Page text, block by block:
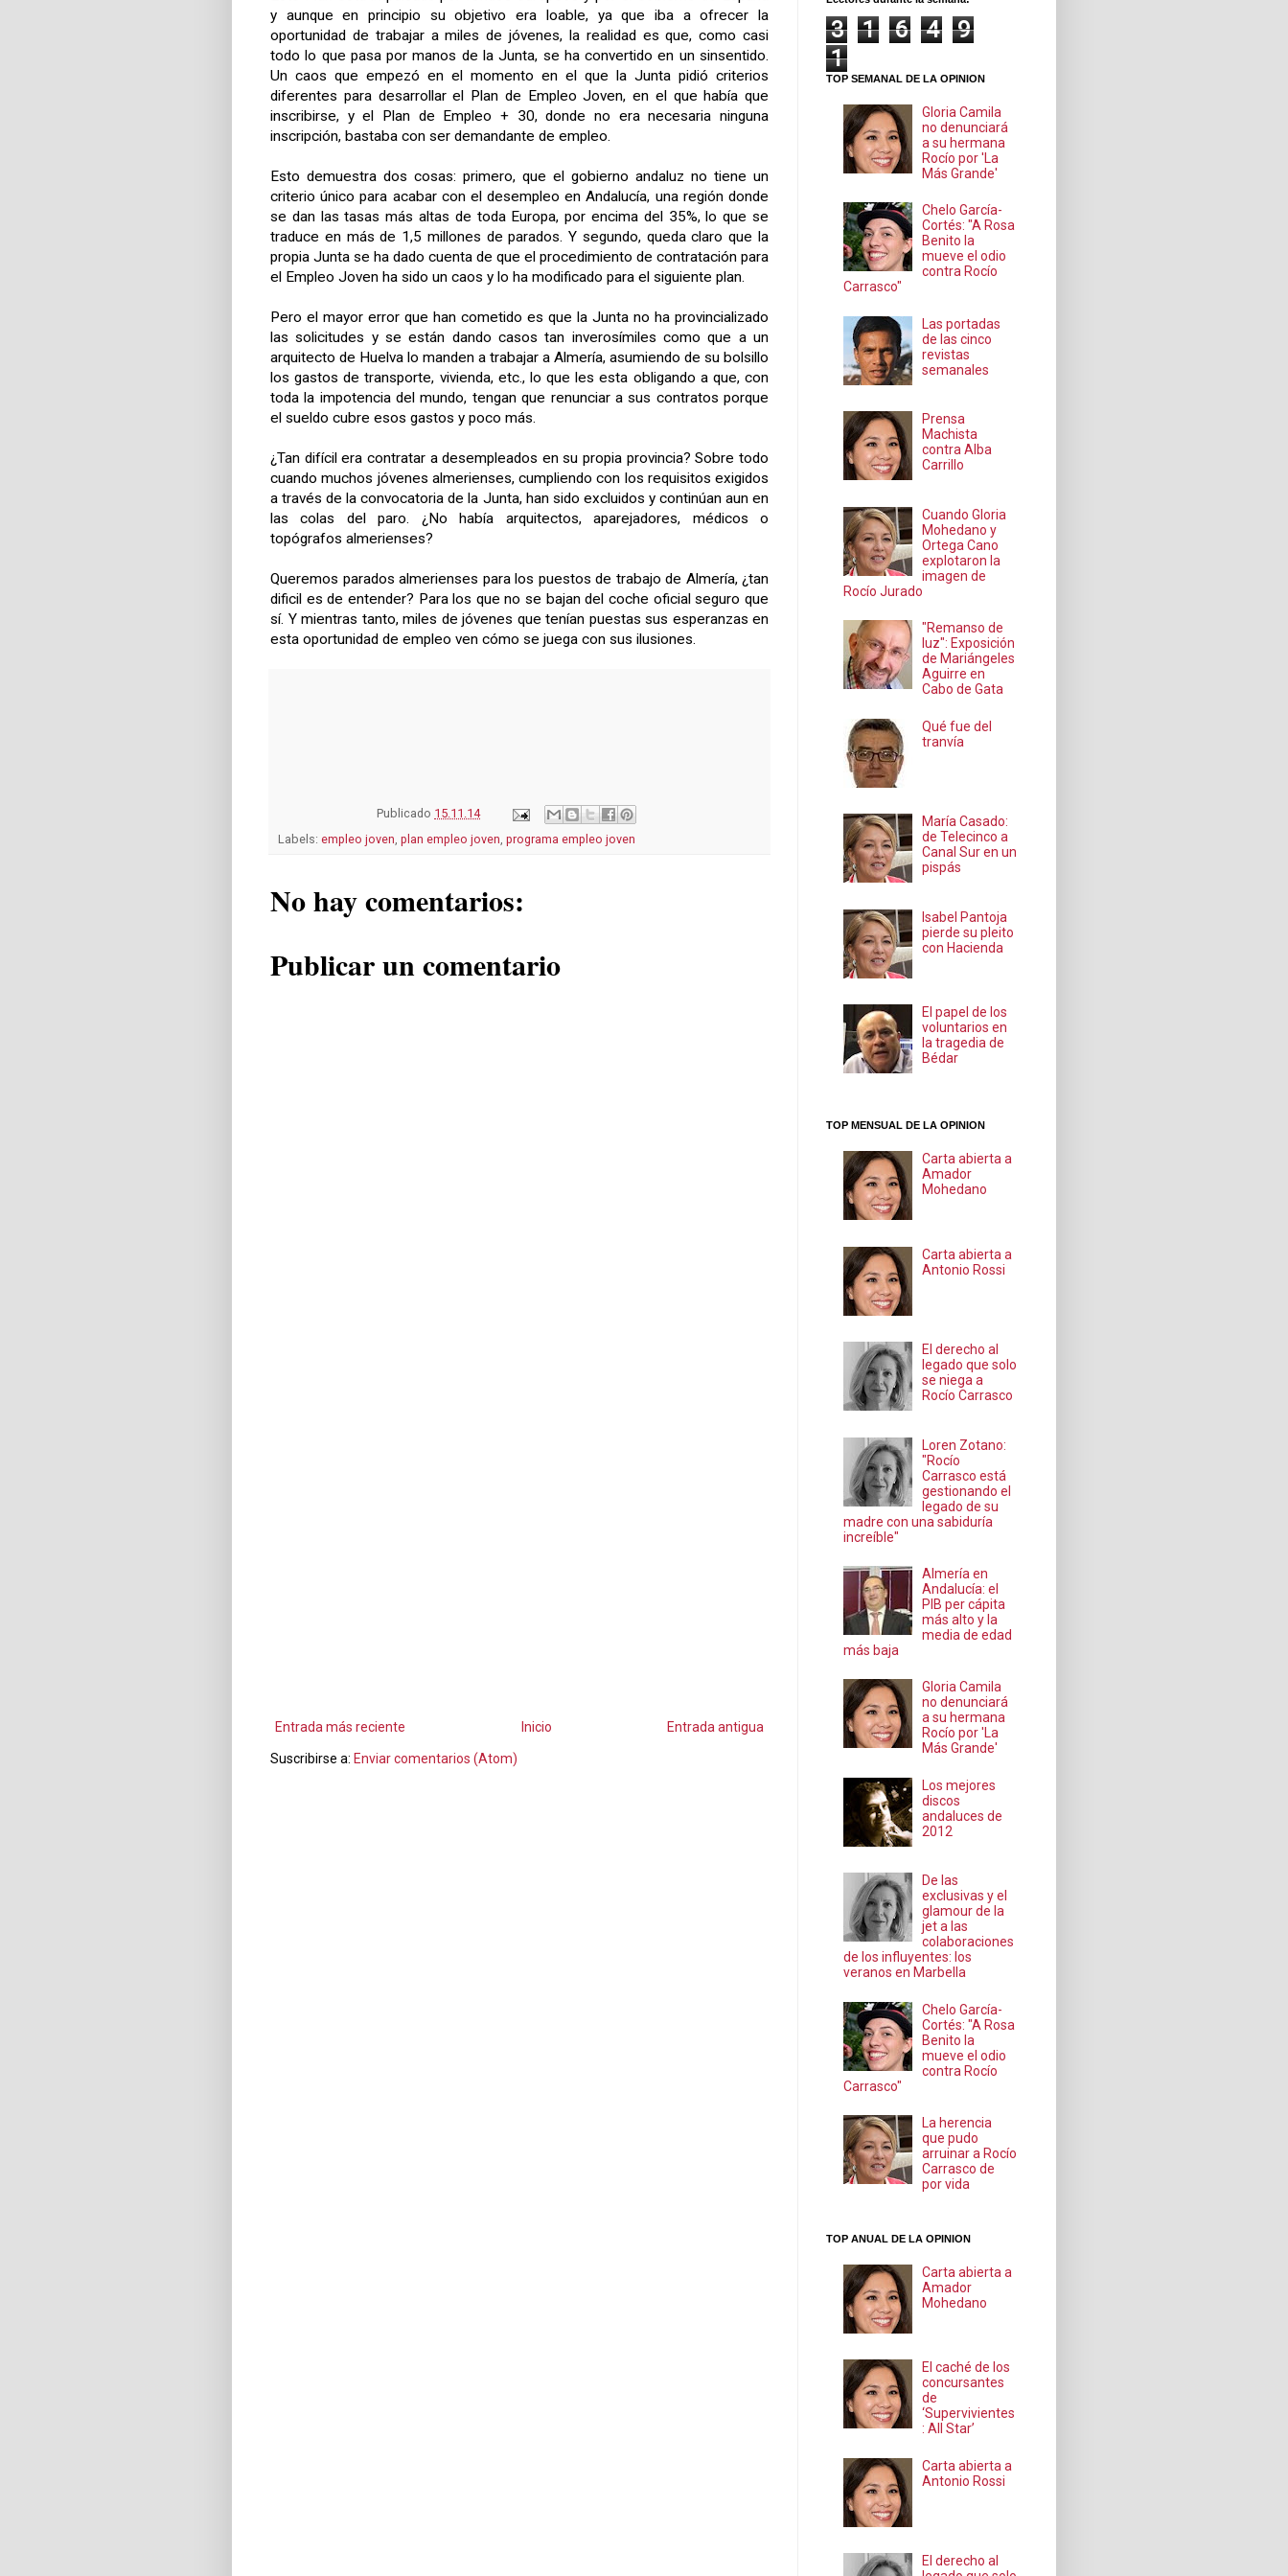
y aunque en principio su objetivo era loable, ya que iba a ofrecer la
oportunidad de trabajar a miles de jóvenes, la realidad es que, como casi
todo lo que pasa por manos de la Junta, se ha convertido en un sinsentido.
Un caos que empezó en el momento en el que
la Junta pidió criterios
diferentes para desarrollar el Plan de Empleo Joven, en el que había que
inscribirse, y el Plan de Empleo + 30, donde no era necesaria ninguna
inscripción, bastaba con ser demandante de empleo.
Esto demuestra dos cosas: primero, que el gobierno andaluz no tiene un
criterio único para acabar con el desempleo en Andalucía, una región donde
se dan las tasas más altas de toda Europa, por encima del 35%, lo que se
traduce en más de 1,5 millones de parados. Y segundo, queda claro que la
propia Junta se ha dado cuenta de que el procedimiento de contratación para
el Empleo Joven ha sido un caos y lo ha modificado para el siguiente plan.
Pero el mayor error que han cometido es que la Junta no ha provincializado
las solicitudes y se están dando casos tan inverosímiles como que a un
arquitecto de Huelva lo manden a trabajar a Almería, asumiendo de su bolsillo
los gastos de transporte, vivienda, etc., lo que les esta obligando a que, con
toda la impotencia del mundo, tengan que renunciar a sus contratos porque
el sueldo cubre esos gastos y poco más.
¿Tan difícil era contratar a desempleados en su propia provincia? Sobre todo
cuando muchos jóvenes almerienses, cumpliendo con los requisitos exigidos
a través de la convocatoria de la Junta, han sido excluidos y continúan aun en
las colas del paro. ¿No había arquitectos, aparejadores, médicos o
topógrafos almerienses?
Queremos parados almerienses para los puestos de trabajo de Almería, ¿tan
dificil es de entender? Para los que no se bajan del coche oficial seguro que
sí. Y mientras tanto, miles de jóvenes que tenían puestas sus esperanzas en
esta oportunidad de empleo ven cómo se juega con sus ilusiones.
Publicado 15.11.14
Labels: empleo joven, plan empleo joven, programa empleo joven
No hay comentarios:
Publicar un comentario
Entrada más reciente Entrada antigua
Inicio
Suscribirse a: Enviar comentarios (Atom)
3 1 6 4
9
1
TOP SEMANAL DE LA OPINION
Gloria Camila
no denunciará
a su hermana
Rocío por 'La
Más Grande'
Chelo García-
Cortés: "A Rosa
Benito la
mueve el odio
contra Rocío
Carrasco"
Las portadas
de las cinco
revistas
semanales
Prensa
Machista
contra Alba
Carrillo
Cuando Gloria
Mohedano y
Ortega Cano
explotaron la
imagen de
Rocío Jurado
"Remanso de
luz": Exposición
de Mariángeles
Aguirre en
Cabo de Gata
Qué fue del
tranvía
María Casado:
de Telecinco a
Canal Sur en un
pispás
Isabel Pantoja
pierde su pleito
con Hacienda
El papel de los
voluntarios en
la tragedia de
Bédar
TOP MENSUAL DE LA OPINION
Carta abierta a
Amador
Mohedano
Carta abierta a
Antonio Rossi
El derecho al
legado que solo
se niega a
Rocío Carrasco
Loren Zotano:
"Rocío
Carrasco está
gestionando el
legado de su
madre con una sabiduría
increíble"
Almería en
Andalucía: el
PIB per cápita
más alto y la
media de edad
más baja
Gloria Camila
no denunciará
a su hermana
Rocío por 'La
Más Grande'
Los mejores
discos
andaluces de
2012
De las
exclusivas y el
glamour de la
jet a las
colaboraciones
de los influyentes: los
veranos en Marbella
Chelo García-
Cortés: "A Rosa
Benito la
mueve el odio
contra Rocío
Carrasco"
La herencia
que pudo
arruinar a Rocío
Carrasco de
por vida
TOP ANUAL DE LA OPINION
Carta abierta a
Amador
Mohedano
El caché de los
concursantes
de
‘Supervivientes
: All Star’
Carta abierta a
Antonio Rossi
El derecho al